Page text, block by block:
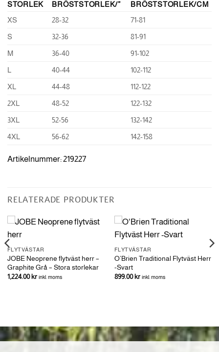
STORLEK BRÖSTSTORLEK/”
BRÖSTSTORLEK/CM
XS
28-32
71-81
S
32-36
81-91
M
36-40
91-102
L
40-44
102-112
XL
44-48
112-122
2XL
48-52
122-132
3XL
52-56
132-142
4XL
56-62 142-158
Artikelnummer: 219227
RELATERADE PRODUKTER
FLYTVÄSTAR
JOBE Neoprene flytväst herr –
Graphite Grå – Stora storlekar
1,224.00kr inkl. moms
FLYTVÄSTAR
O’Brien Traditional Flytväst Herr
-Svart
899.00kr inkl. moms